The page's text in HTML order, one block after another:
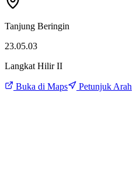
Tanjung Beringin
23.05.03
Langkat Hilir II
Buka di Maps Petunjuk Arah